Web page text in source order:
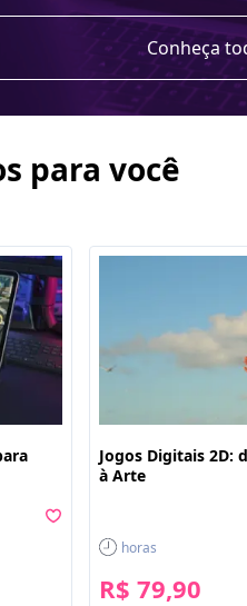
Conheça
para você
Jogos Digitais 2D:
à Arte
horas
R$ 79,90